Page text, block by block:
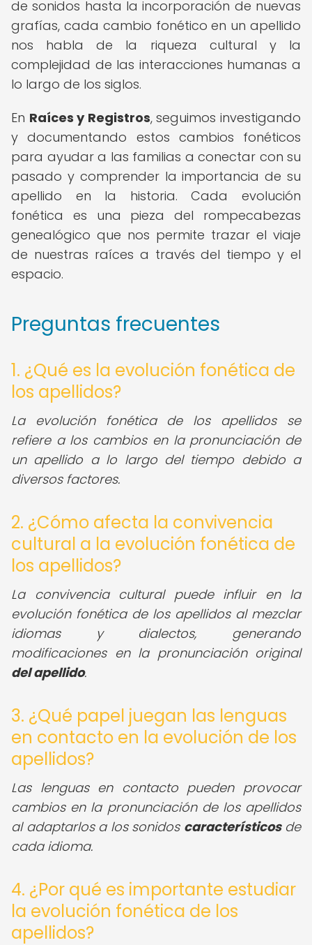
de sonidos hasta la incorporación de nuevas
grafías, cada cambio fonético en un apellido
nos habla de la riqueza cultural y la
complejidad de las interacciones humanas a
lo largo de los siglos.
En Raíces y Registros, seguimos investigando
y documentando estos cambios fonéticos
para ayudar a las familias a conectar con su
pasado y comprender la importancia de su
apellido en la historia. Cada evolución
fonética es una pieza del rompecabezas
genealógico que nos permite trazar el viaje
de nuestras raíces a través del tiempo y el
espacio.
Preguntas frecuentes
1. ¿Qué es la evolución fonética de
los apellidos?
La evolución fonética de los apellidos se
refiere a los cambios en la pronunciación de
un apellido a lo largo del tiempo debido a
diversos factores.
2. ¿Cómo afecta la convivencia
cultural a la evolución fonética de
los apellidos?
La convivencia cultural puede influir en la
evolución fonética de los apellidos al mezclar
idiomas y dialectos, generando
modificaciones en la pronunciación original
del apellido.
3. ¿Qué papel juegan las lenguas
en contacto en la evolución de los
apellidos?
Las lenguas en contacto pueden provocar
cambios en la pronunciación de los apellidos
al adaptarlos a los sonidos característicosde
cada idioma.
4. ¿Por qué es importante estudiar
la evolución fonética de los
apellidos?